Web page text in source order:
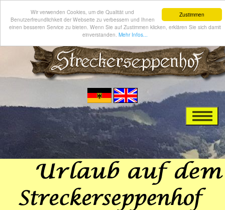
Zustimmen
Wir verwenden Cookies, um die Qualität und
Benutzerfreundlichkeit der Webseite zu verbessern und Ihnen
einen besseren Service zu bieten. Wenn Sie auf Zustimmen klicken, erklären Sie sich damit
einverstanden. Mehr Infos...